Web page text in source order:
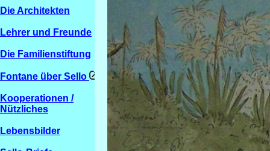
Die Architekten
Lehrer und Freunde
Die Familienstiftung
Fontane über Sello
Kooperationen /
Nützliches
Lebensbilder